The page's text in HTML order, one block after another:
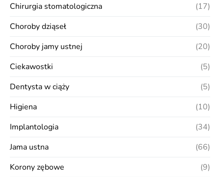
Chirurgia stomatologiczna
(17)
Choroby dziąseł
(30)
Choroby jamy ustnej
(20)
Ciekawostki
(5)
Dentysta w ciąży
(5)
Higiena
(10)
Implantologia
(34)
Jama ustna
(66)
Korony zębowe
(9)